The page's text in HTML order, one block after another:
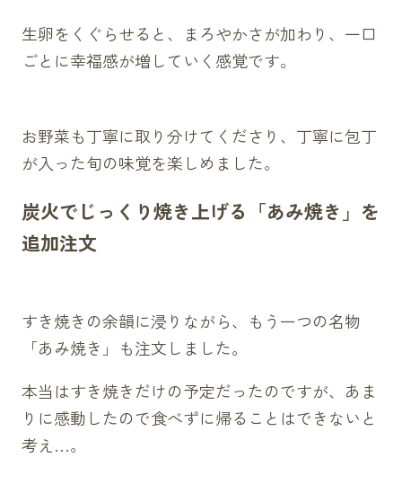
生卵をくぐらせると、まろやかさが加わり、一口
ごとに幸福感が増していく感覚です。
お野菜も丁寧に取り分けてくださり、丁寧に包丁
が入った旬の味覚を楽しめました。
炭火でじっくり焼き上げる「あみ焼き」を
追加注文
すき焼きの余韻に浸りながら、もう一つの名物
「あみ焼き」も注文しました。
本当はすき焼きだけの予定だったのですが、あま
りに感動したので食べずに帰ることはできないと
考え…。